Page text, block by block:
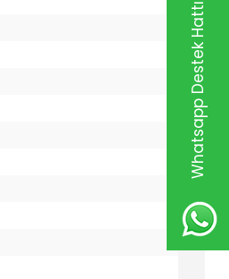
Whatsapp Destek Hattı